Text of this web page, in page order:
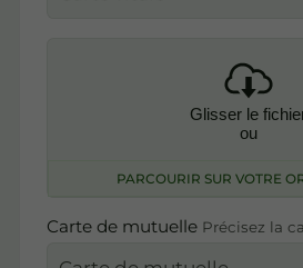
Glisser le
ou
PARCOURIR SUR VOTRE
Carte de mutuelle Précisez la